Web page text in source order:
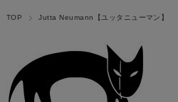
TOP Jutta Neumann【ユッタニューマン】